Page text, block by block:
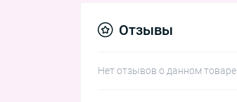
Отзывы
Нет отзывов о данном товаре.